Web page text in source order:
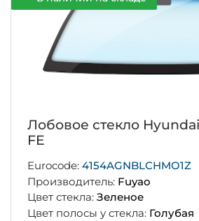
Лобовое стекло
FE
Eurocode: 4154AGNBLCHMO1Z
Производитель: Fuyao
Цвет стекла: Зеленое
Цвет полосы у стекла: Голубая